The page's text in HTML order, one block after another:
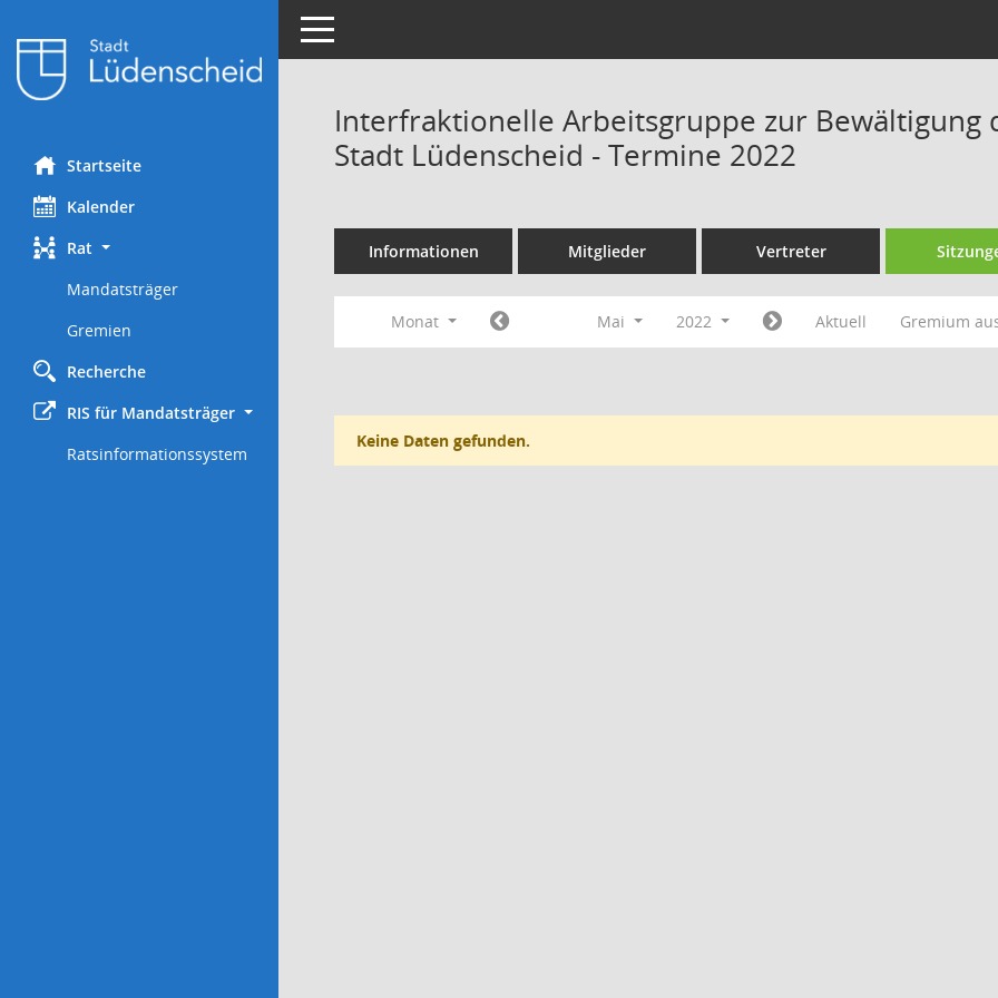
Startseite
Kalender
Rat
Mandatsträger
Gremien
Recherche
RIS für Mandatsträger
Ratsinformationssystem
Toggle navigation
Interfraktionelle Arbeitsgruppe zur Bewältigung
Stadt Lüdenscheid - Termine 2022
Informationen Mitglieder Vertreter
Monat Mai 2022 Aktuell Gremium
Keine Daten gefunden.